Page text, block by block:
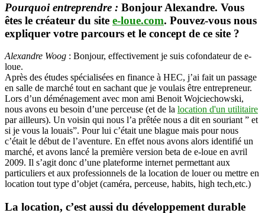
Pourquoi entreprendre : Bonjour Alexandre. Vous
êtes le créateur du site e-loue.com. Pouvez-vous nous
expliquer votre parcours et le concept de ce site ?
Alexandre Woog : Bonjour, effectivement je suis cofondateur de e-
loue.
Après des études spécialisées en finance à HEC, j’ai fait un passage
en salle de marché tout en sachant que je voulais être entrepreneur.
Lors d’un déménagement avec mon ami Benoit Wojciechowski,
nous avons eu besoin d’une perceuse (et de la location d'un utilitaire
par ailleurs). Un voisin qui nous l’a prêtée nous a dit en souriant ” et
si je vous la louais”. Pour lui c’était une blague mais pour nous
c’était le début de l’aventure. En effet nous avons alors identifié un
marché, et avons lancé la première version beta de e-loue en avril
2009. Il s’agit donc d’une plateforme internet permettant aux
particuliers et aux professionnels de la location de louer ou mettre en
location tout type d’objet (caméra, perceuse, habits, high tech,etc.)
La location, c’est aussi du développement durable